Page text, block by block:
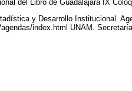
del Libro de Guadalajara IX
y Desarrollo Institucional.
index.html UNAM.